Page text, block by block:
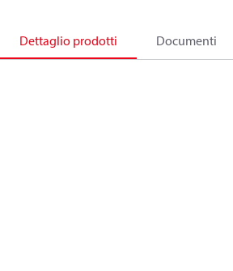
Dettaglio prodotti Documenti